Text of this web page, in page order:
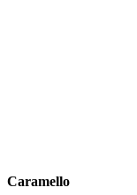
Caramello